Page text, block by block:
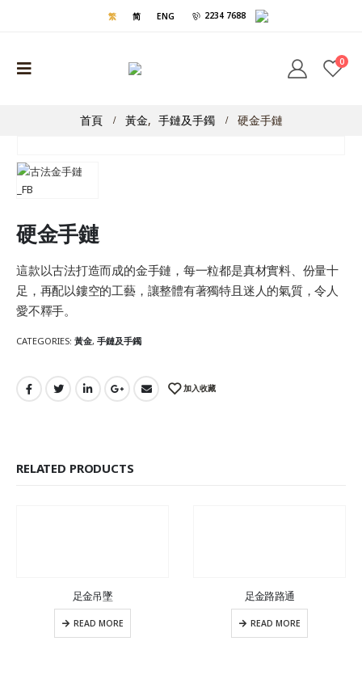
繁 简 ENG 2234 7688
0
首頁 黃金, 手鏈及手鐲 硬金手鏈
硬金手鏈
這款以古法打造而成的金手鏈，每一粒都是真材實料、份量十
足，再配以鏤空的工藝，讓整體有著獨特且迷人的氣質，令人
愛不釋手。
CATEGORIES: 黃金, 手鏈及手鐲
加入收藏
RELATED PRODUCTS
足金吊墜
READ MORE
足金路路通
READ MORE